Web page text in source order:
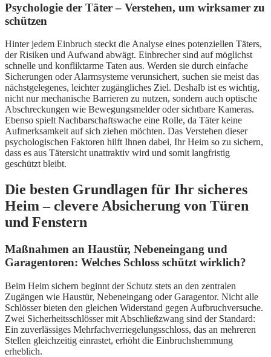
Psychologie der Täter – Verstehen, um wirksamer zu
schützen
Hinter jedem Einbruch steckt die Analyse eines potenziellen Täters,
der Risiken und Aufwand abwägt. Einbrecher sind auf möglichst
schnelle und konfliktarme Taten aus. Werden sie durch einfache
Sicherungen oder Alarmsysteme verunsichert, suchen sie meist das
nächstgelegenes, leichter zugängliches Ziel. Deshalb ist es wichtig,
nicht nur mechanische Barrieren zu nutzen, sondern auch optische
Abschreckungen wie Bewegungsmelder oder sichtbare Kameras.
Ebenso spielt Nachbarschaftswache eine Rolle, da Täter keine
Aufmerksamkeit auf sich ziehen möchten. Das Verstehen dieser
psychologischen Faktoren hilft Ihnen dabei, Ihr Heim so zu sichern,
dass es aus Tätersicht unattraktiv wird und somit langfristig
geschützt bleibt.
Die besten Grundlagen für Ihr sicheres
Heim – clevere Absicherung von Türen
und Fenstern
Maßnahmen an Haustür, Nebeneingang und
Garagentoren: Welches Schloss schützt wirklich?
Beim Heim sichern beginnt der Schutz stets an den zentralen
Zugängen wie Haustür, Nebeneingang oder Garagentor. Nicht alle
Schlösser bieten den gleichen Widerstand gegen Aufbruchversuche.
Zwei Sicherheitsschlösser mit Abschließzwang sind der Standard:
Ein zuverlässiges Mehrfachverriegelungsschloss, das an mehreren
Stellen gleichzeitig einrastet, erhöht die Einbruchshemmung
erheblich.